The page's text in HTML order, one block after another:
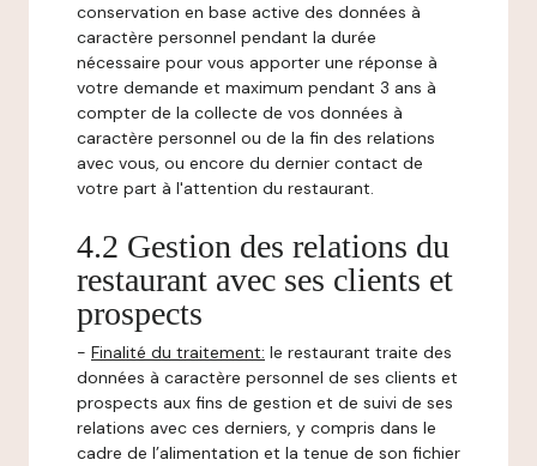
conservation en base active des données à
caractère personnel pendant la durée
nécessaire pour vous apporter une réponse à
votre demande et maximum pendant 3 ans à
compter de la collecte de vos données à
caractère personnel ou de la fin des relations
avec vous, ou encore du dernier contact de
votre part à l'attention du restaurant.
4.2 Gestion des relations du
restaurant avec ses clients et
prospects
- Finalité du traitement: le restaurant traite des
données à caractère personnel de ses clients et
prospects aux fins de gestion et de suivi de ses
relations avec ces derniers, y compris dans le
cadre de l’alimentation et la tenue de son fichier